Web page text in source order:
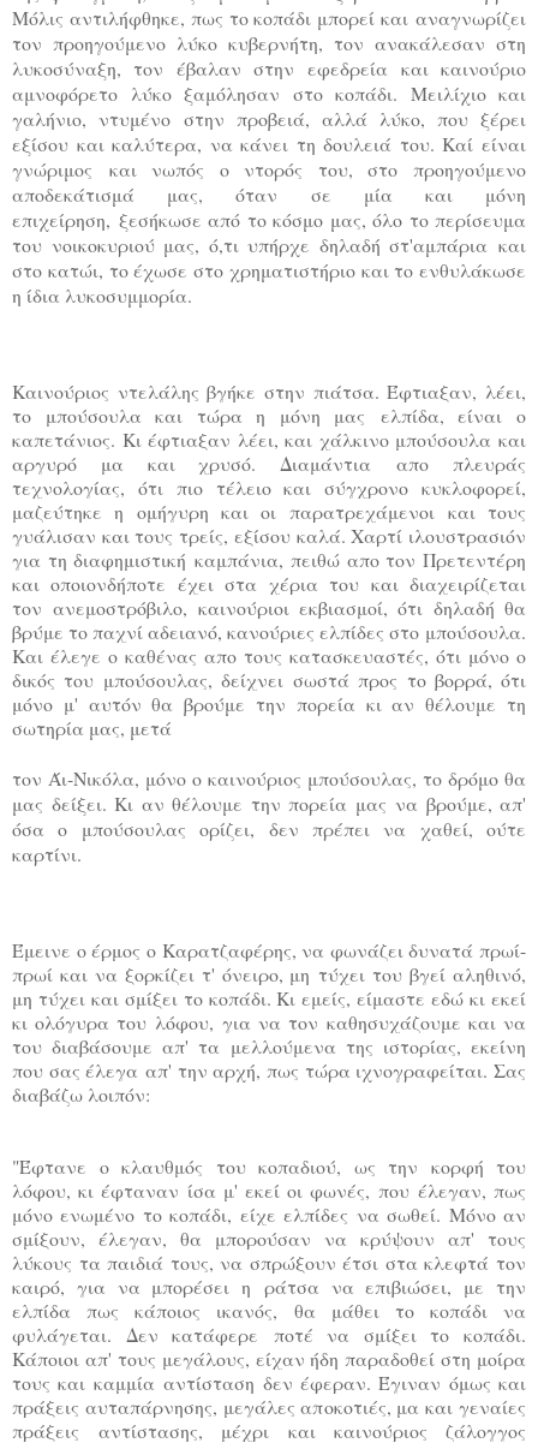
Μόλις αντιλήφθηκε, πως το κοπάδι μπορεί και αναγνωρίζει
τον προηγούμενο λύκο κυβερνήτη, τον ανακάλεσαν στη
λυκοσύναξη, τον έβαλαν στηνεφεδρεία και καινούριο
αμνοφόρετο λύκο ξαμόλησαν στο κοπάδι. Μειλίχιο και
γαλήνιο, ντυμένο στην προβειά, αλλά λύκο, που ξέρει
εξίσου και καλύτερα, να κάνει τη δουλειά του. Καί είναι
γνώριμος και νωπός ο ντορός του, στο προηγούμενο
αποδεκάτισμά μας, όταν σε μία και μόνη
επιχείρηση, ξεσήκωσε από το κόσμο μας, όλο το περίσευμα
του νοικοκυριού μας, ό,τι υπήρχε δηλαδή στ'αμπάρια και
στο κατώι, το έχωσε στο χρηματιστήριο και το ενθυλάκωσε
η ίδια λυκοσυμμορία.
Καινούριος ντελάλης βγήκε στην πιάτσα. Έφτιαξαν, λέει,
το μπούσουλα και τώρα η μόνη μας ελπίδα, είναι ο
καπετάνιος. Κι έφτιαξαν λέει, και χάλκινο μπούσουλα και
αργυρό μα και χρυσό. Διαμάντιααπο πλευράς
τεχνολογίας, ότι πιο τέλειο και σύγχρονο κυκλοφορεί,
μαζεύτηκε η ομήγυρη και οιπαρατρεχάμενοι και τους
γυάλισαν και τους τρείς, εξίσου καλά. Χαρτί ιλουστρασιόν
για τη διαφημιστικήκαμπάνια, πειθώ απο τον Πρετεντέρη
και οποιονδήποτε έχει στα χέρια του και διαχειρίζεται
τονανεμοστρόβιλο, καινούριοι εκβιασμοί, ότι δηλαδή θα
βρύμε το παχνί αδειανό, κανούριες ελπίδες στο μπούσουλα.
Και έλεγε ο καθένας απο τους κατασκευαστές, ότι μόνο ο
δικός του μπούσουλας, δείχνει σωστά προς το βορρά, ότι
μόνο μ' αυτόν θα βρούμε την πορεία κι αν θέλουμε τη
σωτηρία μας, μετά
τον Άι-Νικόλα, μόνο ο καινούριος μπούσουλας, το δρόμο θα
μας δείξει. Κι αν θέλουμε την πορεία μας να βρούμε, απ'
όσα ο μπούσουλας ορίζει, δεν πρέπει να χαθεί, ούτε
καρτίνι.
Έμεινε ο έρμος ο Καρατζαφέρης, να φωνάζει δυνατά πρωί-
πρωί και να ξορκίζει τ' όνειρο, μητύχει του βγεί αληθινό,
μη τύχει και σμίξει το κοπάδι. Κι εμείς, είμαστε εδώ κι εκεί
κι ολόγυρα του λόφου, για να τον καθησυχάζουμε και να
του διαβάσουμε απ' τα μελλούμενα της ιστορίας, εκείνη
που σας έλεγα απ' την αρχή, πως τώρα ιχνογραφείται. Σας
διαβάζω λοιπόν:
"Έφτανε ο κλαυθμός του κοπαδιού, ως την κορφή του
λόφου, κι έφταναν ίσα μ' εκεί οι φωνές, που έλεγαν, πως
μόνο ενωμένο το κοπάδι, είχε ελπίδες να σωθεί. Μόνο αν
σμίξουν, έλεγαν, θα μπορούσαννα κρύψουν απ' τους
λύκους τα παιδιά τους, να σπρώξουν έτσι στα κλεφτά τον
καιρό, για να μπορέσει η ράτσα να επιβιώσει, με την
ελπίδα πως κάποιος ικανός, θα μάθει το κοπάδι να
φυλάγεται. Δεν κατάφερε ποτέ να σμίξει το κοπάδι.
Κάποιοι απ' τους μεγάλους, είχαν ήδη παραδοθεί στη μοίρα
τους και καμμίααντίσταση δεν έφεραν. Έγιναν όμως και
πράξεις αυταπάρνησης, μεγάλες αποκοτιές, μα και γεναίες
πράξειςαντίστασης, μέχρι και καινούριος ζάλογγος